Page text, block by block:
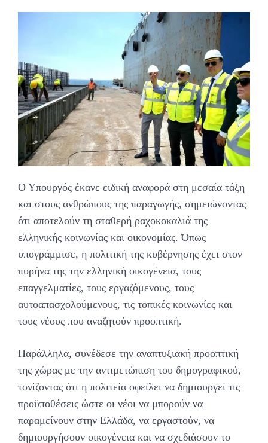
Ο Υπουργός έκανε ειδική αναφορά στη μεσαία τάξη
και στους ανθρώπους της παραγωγής, σημειώνοντας
ότι αποτελούν τη σταθερή ραχοκοκαλιά της
ελληνικής κοινωνίας και οικονομίας. Όπως
υπογράμμισε, η πολιτική της κυβέρνησης έχει στον
πυρήνα της την ελληνική οικογένεια, τους
επαγγελματίες, τους εργαζόμενους, τους
αυτοαπασχολούμενους, τις τοπικές κοινωνίες και
τους νέους που αναζητούν προοπτική.
Παράλληλα, συνέδεσε την αναπτυξιακή προοπτική
της χώρας με την αντιμετώπιση του δημογραφικού,
τονίζοντας ότι η πολιτεία οφείλει να δημιουργεί τις
προϋποθέσεις ώστε οι νέοι να μπορούν να
παραμείνουν στην Ελλάδα, να εργαστούν, να
δημιουργήσουν οικογένεια και να σχεδιάσουν το